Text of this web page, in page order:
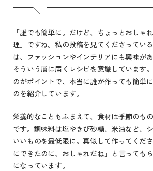
「誰でも簡単に。だけど、ちょっとおしゃ
理」ですね。私の投稿を見てくださってい
は、ファッションやインテリアにも興味が
そういう層に届くレシピを意識しています
のがポイントで、本当に誰が作っても簡単
のを紹介しています。
栄養的なこともふまえて、食材は季節のも
です。調味料は塩やきび砂糖、米油など、
いいものを最低限に。真似して作ってくだ
にできたのに、おしゃれだね」と言っても
になっています。